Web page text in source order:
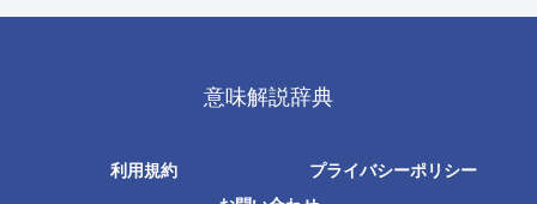
意味解説辞典
利用規約
プライバシーポリシー